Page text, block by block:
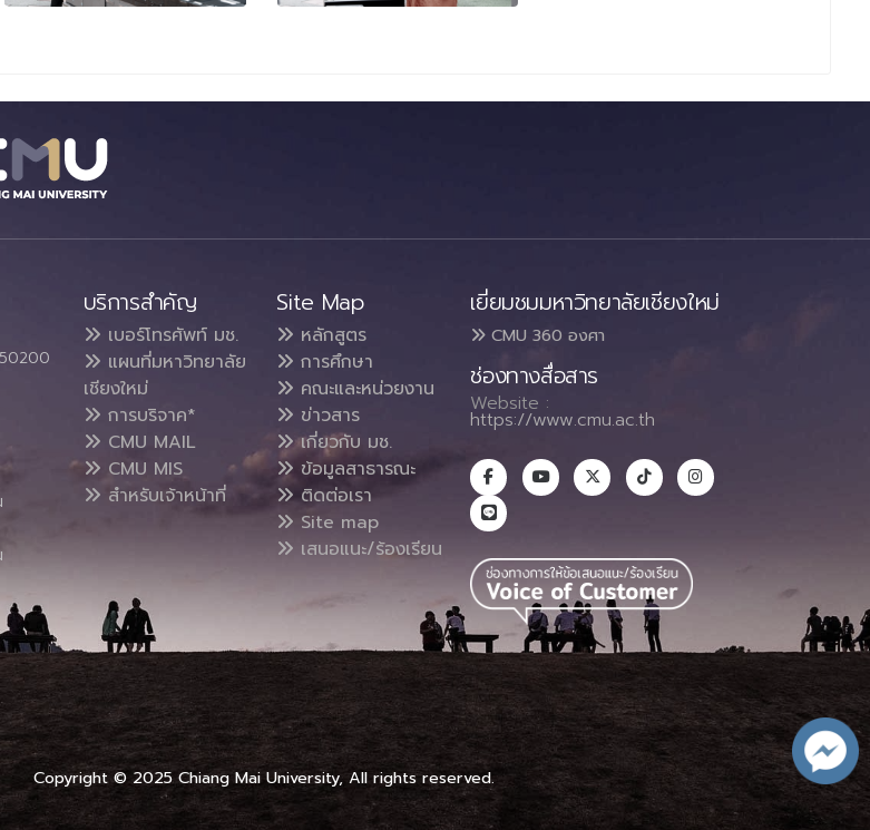
บริการสำคัญ
เบอร์โทรศัพท์ มช.
แผนที่มหาวิทยาลัย
เชียงใหม่
การบริจาค*
CMU MAIL
CMU MIS
สำหรับเจ้าหน้าที่
Site Map
หลักสูตร
การศึกษา
คณะและหน่วยงาน
ข่าวสาร
เกี่ยวกับ มช.
ข้อมูลสาธารณะ
ติดต่อเรา
Site map
เสนอแนะ/ร้องเรียน
เยี่ยมชมมหาวิทยาลัยเชียงใหม่
CMU 360 องศา
ช่องทางสื่อสาร
Website :
https://www.cmu.ac.th
Copyright © 2025 Chiang Mai University, All rights reserved.